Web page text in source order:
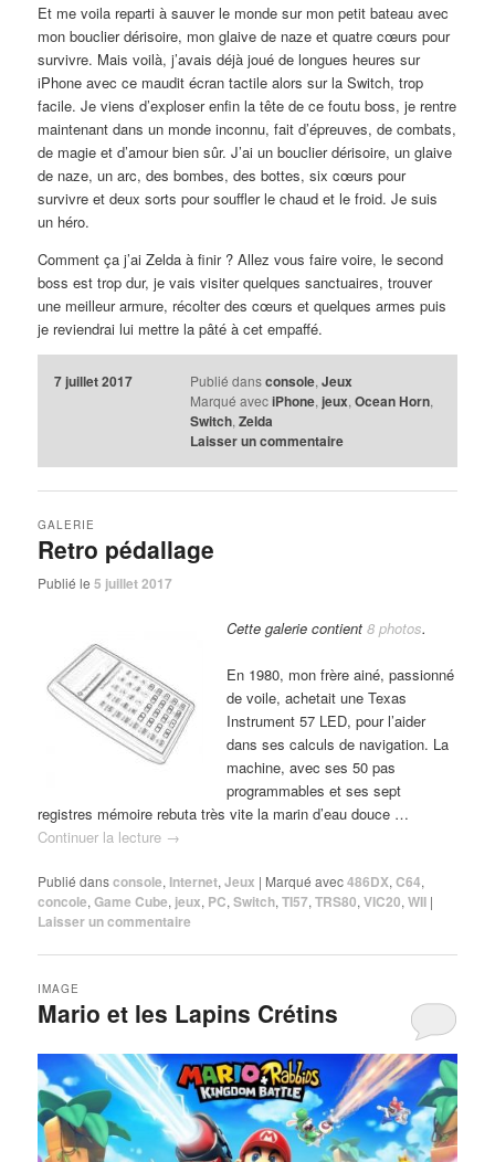
Et me voila reparti à sauver le monde sur mon petit bateau avec
mon bouclier dérisoire, mon glaive de naze et quatre cœurs pour
survivre. Mais voilà, j’avais déjà joué de longues heures sur
iPhone avec ce maudit écran tactile alors sur la Switch, trop
facile. Je viens d’exploser enfin la tête de ce foutu boss, je rentre
maintenant dans un monde inconnu, fait d’épreuves, de combats,
de magie et d’amour bien sûr. J’ai un bouclier dérisoire, un glaive
de naze, un arc, des bombes, des bottes, six cœurs pour
survivre et deux sorts pour souffler le chaud et le froid. Je suis
un héro.
Comment ça j’ai Zelda à finir ? Allez vous faire voire, le second
boss est trop dur, je vais visiter quelques sanctuaires, trouver
une meilleur armure, récolter des cœurs et quelques armes puis
je reviendrai lui mettre la pâté à cet empaffé.
7 juillet 2017 Publié dans console, Jeux
Marqué avec iPhone, jeux, Ocean Horn,
Switch, Zelda
Laisser un commentaire
Retro pédallage
GALERIE
Publié le5 juillet 2017
Cette galerie contient8 photos.
En 1980, mon frère ainé, passionné
de voile, achetait une Texas
Instrument 57 LED, pour l’aider
dans ses calculs de navigation. La
machine, avec ses 50 pas
programmables et ses sept
registres mémoire rebuta très vite la marin d’eau douce …
Continuer la lecture →
Publié dansconsole, Internet,Jeux | Marqué avec486DX,C64,
concole,Game Cube, jeux, PC,Switch,TI57,TRS80,VIC20,WII |
Laisser un commentaire
Mario et les Lapins Crétins
IMAGE